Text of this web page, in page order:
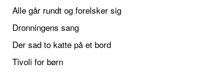
Alle går rundt og forelsker sig
Dronningens sang
Der sad to katte på et bord
Tivoli for børn